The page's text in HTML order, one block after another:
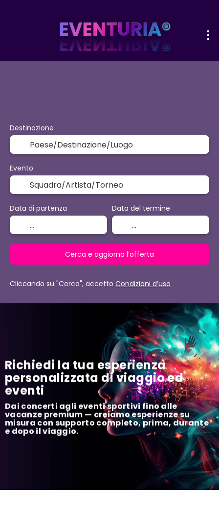
Richiedi la tua esperienza
personalizzata di viaggio ed
eventi
Dai concerti agli eventi sportivi fino alle
vacanze premium — creiamo esperienze su
misura con supporto completo, prima, durante
e dopo il viaggio.
Destinazione
Evento
Data di partenza Data del termine
Cerca e aggiorna l’offerta
Cliccando su "Cerca", accetto Condizioni d’uso